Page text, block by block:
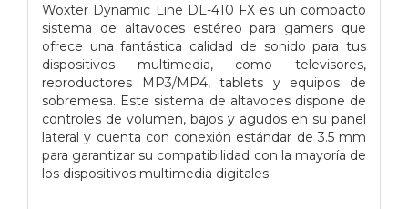
Woxter Dynamic Line DL-410 FX es un compacto
sistema de altavoces estéreo para gamers que
ofrece una fantástica calidad de sonido para tus
dispositivos multimedia, como televisores,
reproductores MP3/MP4, tablets y equipos de
sobremesa. Este sistema de altavoces dispone de
controles de volumen, bajos y agudos en su panel
lateral y cuenta con conexión estándar de 3.5 mm
para garantizar su compatibilidad con la mayoría de
los dispositivos multimedia digitales.